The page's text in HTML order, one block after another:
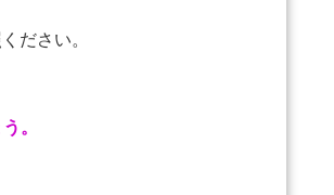
ださい。
。